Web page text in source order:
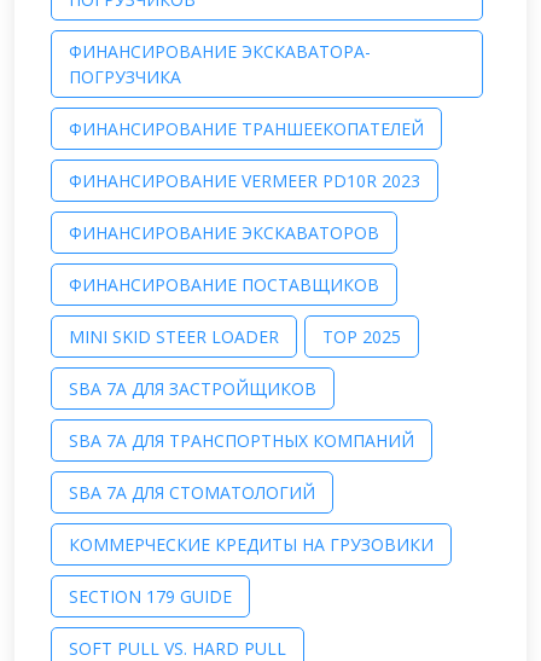
ФИНАНСИРОВАНИЕ ЭКСКАВАТОРА-
ПОГРУЗЧИКА
ФИНАНСИРОВАНИЕ ТРАНШЕЕКОПАТЕЛЕЙ
ФИНАНСИРОВАНИЕ VERMEER PD10R 2023
ФИНАНСИРОВАНИЕ ЭКСКАВАТОРОВ
ФИНАНСИРОВАНИЕ ПОСТАВЩИКОВ
MINI SKID STEER LOADER TOP 2025
SBA 7A ДЛЯ ЗАСТРОЙЩИКОВ
SBA 7A ДЛЯ ТРАНСПОРТНЫХ КОМПАНИЙ
SBA 7A ДЛЯ СТОМАТОЛОГИЙ
КОММЕРЧЕСКИЕ КРЕДИТЫ НА ГРУЗОВИКИ
SECTION 179 GUIDE
SOFT PULL VS. HARD PULL